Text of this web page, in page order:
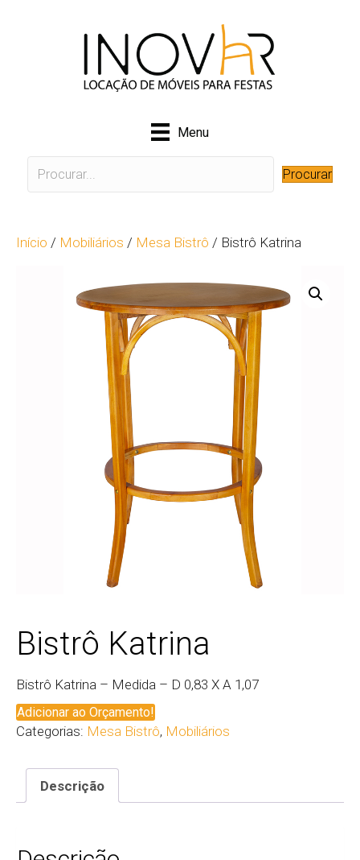
Menu
Procurar
Início / Mobiliários / Mesa Bistrô / Bistrô Katrina
Bistrô Katrina
Bistrô Katrina – Medida – D 0,83 X A 1,07
Adicionar ao Orçamento!
Categorias: Mesa Bistrô, Mobiliários
Descrição